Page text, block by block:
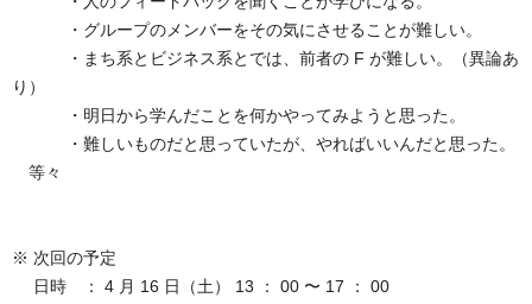
・グループのメンバーをその気にさせることが難しい。
・まち系とビジネス系とでは、前者の F が難しい。（異論あ
り）
・明日から学んだことを何かやってみようと思った。
・難しいものだと思っていたが、やればいいんだと思った。
等々
※ 次回の予定
日時 ： 4 月 16 日（土） 13 ： 00 〜 17 ： 00